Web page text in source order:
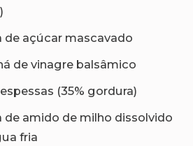
de açúcar mascavado
de vinagre balsâmico
(35% gordura)
de amido de milho dissolvido
fria